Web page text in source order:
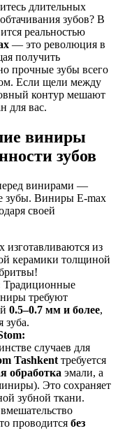
длительных
зубов? В
реальностью
— это революция в
получить
прочные зубы всего
Если щели между
контур мешают
для вас.
виниры
зубов
винирами —
зубы. Виниры E-max
своей
из
керамики толщиной
Традиционные
требуют
0.5–0.7 мм и более,
зуба.
случаев для
Tashkent требуется
обработка эмали, а
Это сохраняет
зубной ткани.
проводится без